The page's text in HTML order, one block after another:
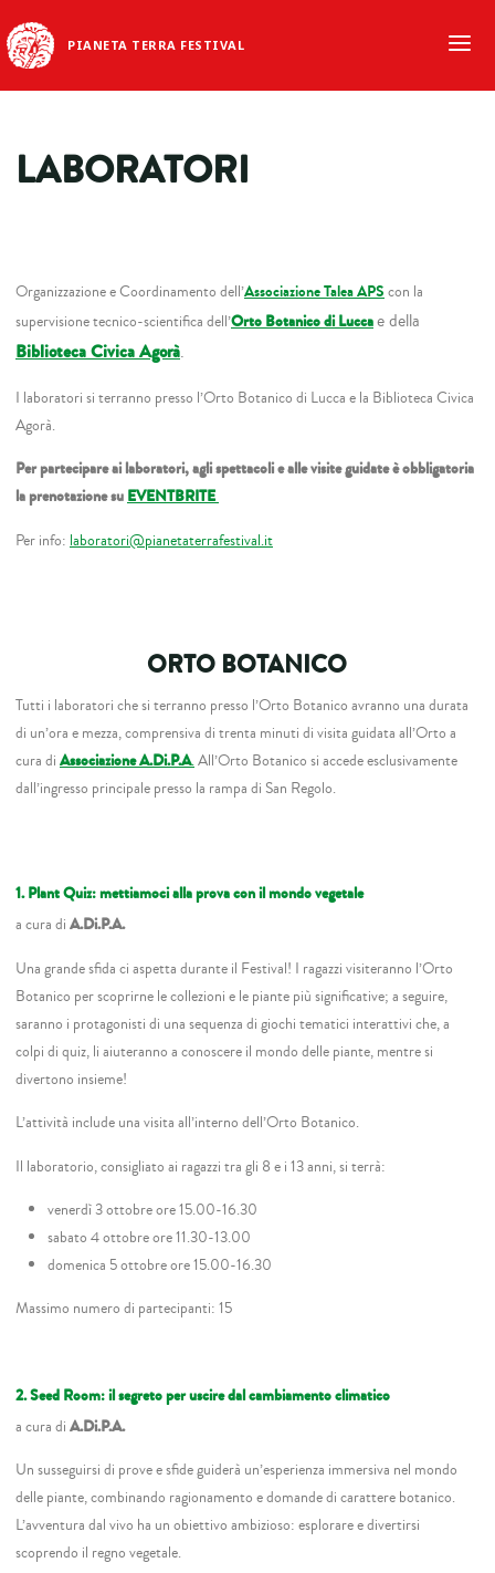
PIANETA TERRA FESTIVAL
LABORATORI
Organizzazione e Coordinamento dell’Associazione Talea APScon la
supervisione tecnico-scientifica dell’Orto Botanico di Luccae della
Biblioteca Civica Agorà.
I laboratori si terranno presso l’Orto Botanico di Lucca e la Biblioteca Civica
Agorà.
Per partecipare ai laboratori, agli spettacoli e alle visite guidate è obbligatoria
la prenotazione suEVENTBRITE
Per info: laboratori@pianetaterrafestival.it
ORTO BOTANICO
Tutti i laboratori che si terranno presso l’Orto Botanico avranno una durata
di un’ora e mezza, comprensiva di trenta minuti di visita guidata all’Orto a
cura diAssociazione A.Di.P.A.All’Orto Botanico si accede esclusivamente
dall’ingresso principale presso la rampa di San Regolo.
1. Plant Quiz: mettiamoci alla prova con il mondo vegetale
a cura diA.Di.P.A.
Una grande sﬁda ci aspetta durante il Festival! I ragazzi visiteranno l’Orto
Botanico per scoprirne le collezioni e le piante più significative; a seguire,
saranno i protagonisti di una sequenza di giochi tematici interattivi che, a
colpi di quiz, li aiuteranno a conoscere il mondo delle piante, mentre si
divertono insieme!
L’attività include una visita all’interno dell’Orto Botanico.
Il laboratorio, consigliato ai ragazzi tra gli 8 e i 13 anni, si terrà:
venerdì 3 ottobre ore 15.00-16.30
sabato 4 ottobre ore 11.30-13.00
domenica 5 ottobre ore 15.00-16.30
Massimo numero di partecipanti: 15
2. Seed Room: il segreto per uscire dal cambiamento climatico
a cura diA.Di.P.A.
Un susseguirsi di prove e sﬁde guiderà un’esperienza immersiva nel mondo
delle piante, combinando ragionamento e domande di carattere botanico.
L’avventura dal vivo ha un obiettivo ambizioso: esplorare e divertirsi
scoprendo il regno vegetale.